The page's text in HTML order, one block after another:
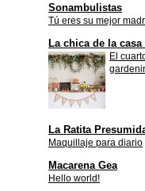
Sonambulistas
Tú eres su mejor
La chica de la
El
La Ratita
Maquillaje para diario
Macarena Gea
Hello world!